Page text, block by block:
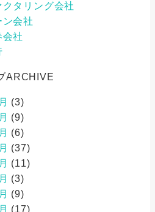
クタリング会社
ン会社
会社
ARCHIVE
(3)
(9)
(6)
(37)
(11)
(3)
(9)
(17)